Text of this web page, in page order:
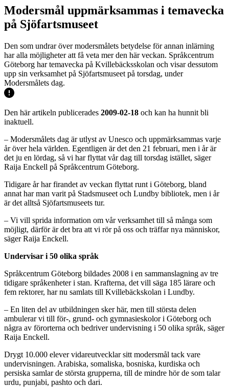
Modersmål uppmärksammas i temavecka
på Sjöfartsmuseet
Den som undrar över modersmålets betydelse för annan inlärning
har alla möjligheter att få veta mer den här veckan. Språkcentrum
Göteborg har temavecka på Kvillebäcksskolan och visar dessutom
upp sin verksamhet på Sjöfartsmuseet på torsdag, under
Modersmålets dag.
Den här artikeln publicerades 2009-02-18 och kan ha hunnit bli
inaktuell.
– Modersmålets dag är utlyst av Unesco och uppmärksammas varje
år över hela världen. Egentligen är det den 21 februari, men i år är
det ju en lördag, så vi har flyttat vår dag till torsdag istället, säger
Raija Enckell på Språkcentrum Göteborg.
Tidigare år har firandet av veckan flyttat runt i Göteborg, bland
annat har man varit på Stadsmuseet och Lundby bibliotek, men i år
är det alltså Sjöfartsmuseets tur.
– Vi vill sprida information om vår verksamhet till så många som
möjligt, därför är det bra att vi rör på oss och träffar nya människor,
säger Raija Enckell.
Undervisar i 50 olika språk
Språkcentrum Göteborg bildades 2008 i en sammanslagning av tre
tidigare språkenheter i stan. Krafterna, det vill säga 185 lärare och
fem rektorer, har nu samlats till Kvillebäckskolan i Lundby.
– En liten del av utbildningen sker här, men till största delen
ambulerar vi till för-, grund- och gymnasieskolor i Göteborg och
några av förorterna och bedriver undervisning i 50 olika språk, säger
Raija Enckell.
Drygt 10.000 elever vidareutvecklar sitt modersmål tack vare
undervisningen. Arabiska, somaliska, bosniska, kurdiska och
persiska samlar de största grupperna, till de mindre hör de som talar
urdu, punjabi, pashto och dari.